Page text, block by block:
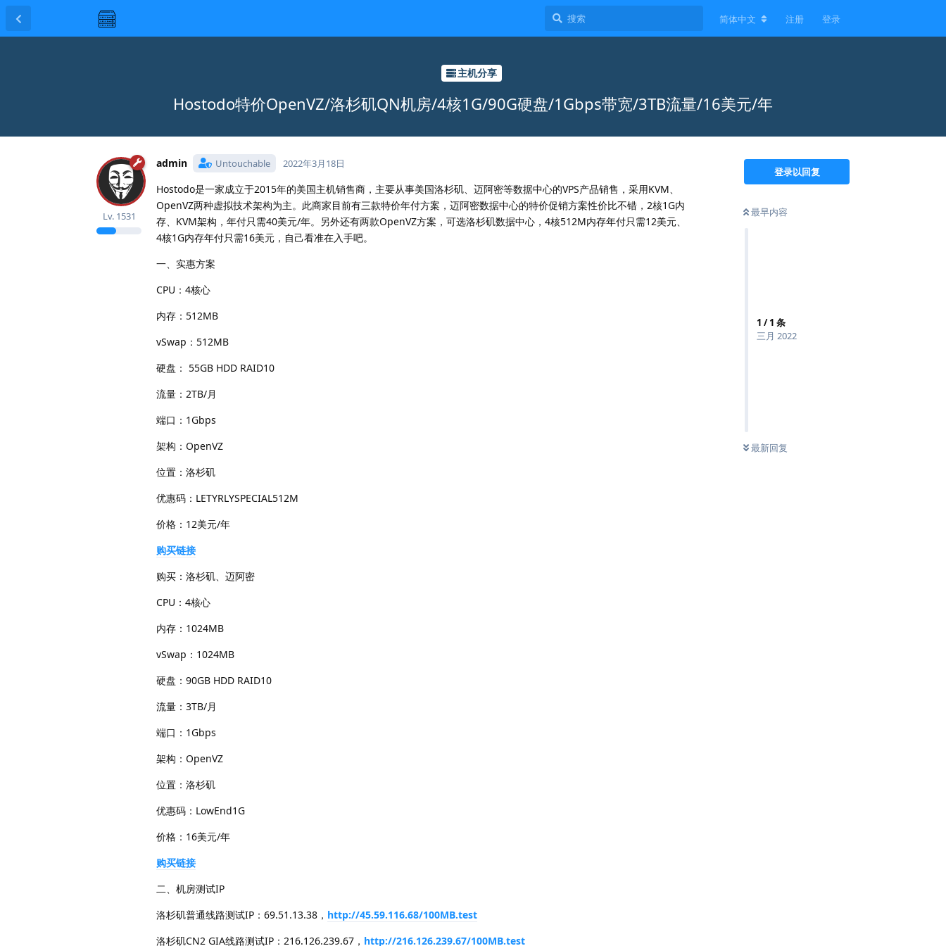
简体中文 注册 登录
主机分享
Hostodo特价OpenVZ/洛杉矶QN机房/4核1G/90G硬盘/1Gbps带宽/3TB流量/16美元/年
登录以回复
最早内容
1 /1 条
三月 2022
最新回复
admin Untouchable
Lv. 1531
2022年3月18日
Hostodo是一家成立于2015年的美国主机销售商，主要从事美国洛杉矶、迈阿密等数据中心的VPS产品销售，采用KVM、
OpenVZ两种虚拟技术架构为主。此商家目前有三款特价年付方案，迈阿密数据中心的特价促销方案性价比不错，2核1G内
存、KVM架构，年付只需40美元/年。另外还有两款OpenVZ方案，可选洛杉矶数据中心，4核512M内存年付只需12美元、
4核1G内存年付只需16美元，自己看准在入手吧。
一、实惠方案
CPU：4核心
内存：512MB
vSwap：512MB
硬盘： 55GB HDD RAID10
流量：2TB/月
端口：1Gbps
架构：OpenVZ
位置：洛杉矶
优惠码：LETYRLYSPECIAL512M
价格：12美元/年
购买链接
购买：洛杉矶、迈阿密
CPU：4核心
内存：1024MB
vSwap：1024MB
硬盘：90GB HDD RAID10
流量：3TB/月
端口：1Gbps
架构：OpenVZ
位置：洛杉矶
优惠码：LowEnd1G
价格：16美元/年
购买链接
二、机房测试IP
洛杉矶普通线路测试IP：69.51.13.38， http://45.59.116.68/100MB.test
洛杉矶CN2 GIA线路测试IP：216.126.239.67， http://216.126.239.67/100MB.test